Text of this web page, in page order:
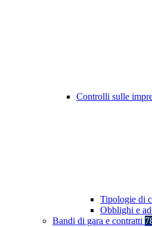
Controlli sulle
Tipologie di
Obblighi e
Bandi di gara e contratti